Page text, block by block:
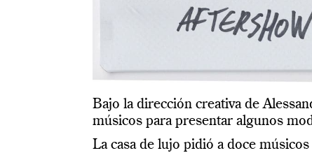
Bajo la dirección creativa de
músicos para presentar algunos
La casa de lujo pidió a doce